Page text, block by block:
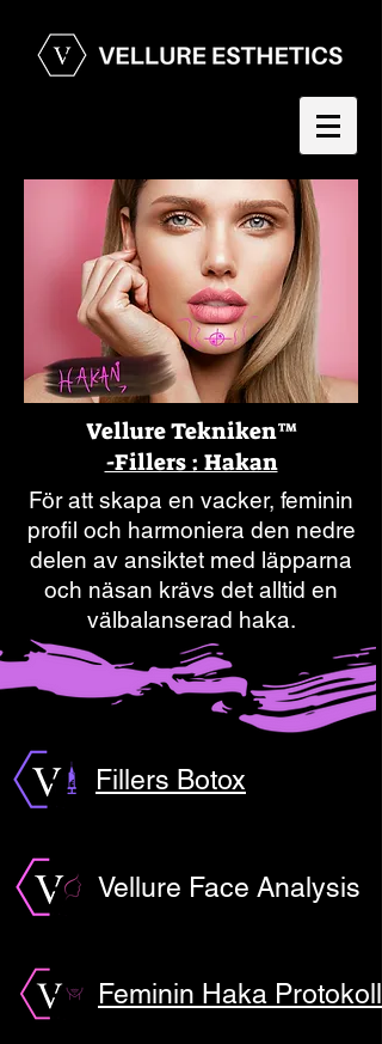
Vellure Tekniken™️
-Fillers : Hakan
Vellure Face Analysis
För att skapa en vacker, feminin
profil och harmoniera den nedre
delen av ansiktet med läpparna
och näsan krävs det alltid en
välbalanserad haka.
Fillers Botox
Feminin Haka Protokoll